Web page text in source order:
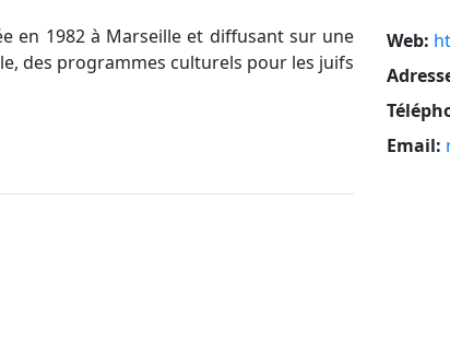
en 1982 à Marseille et diffusant sur une
des programmes culturels pour les juifs
Web:
Email: